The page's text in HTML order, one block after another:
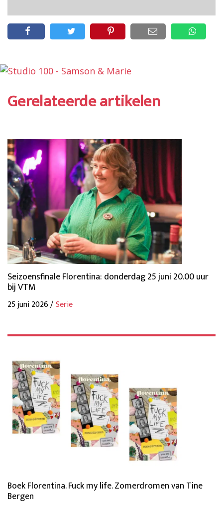
Gerelateerde artikelen
Seizoensfinale Florentina: donderdag 25 juni 20.00 uur
bij VTM
25 juni 2026 /Serie
Boek Florentina. Fuck my life. Zomerdromen van Tine
Bergen